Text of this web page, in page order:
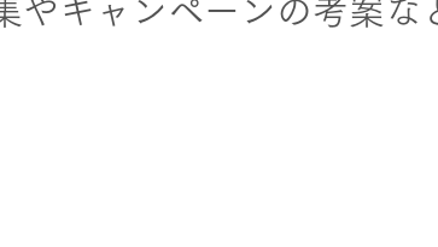
やキャンペーンの考案な